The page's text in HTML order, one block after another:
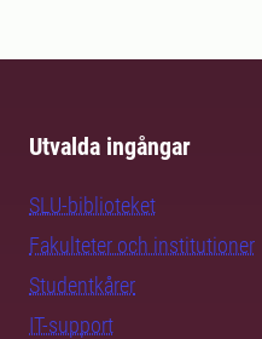
Utvalda ingångar
SLU-biblioteket
Fakulteter och institutioner
Studentkårer
IT-support